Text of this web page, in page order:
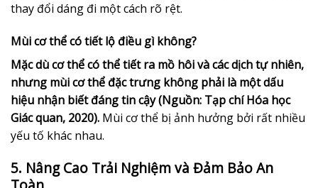
thay đổi dáng đi một cách rõ rệt.
Mùi cơ thể có tiết lộ điều gì không?
Mặc dù cơ thể có thể tiết ra mồ hôi và các dịch tự nhiên,
nhưng mùi cơ thể đặc trưng không phải là một dấu
hiệu nhận biết đáng tin cậy (Nguồn: Tạp chí Hóa học
Giác quan, 2020). Mùi cơ thể bị ảnh hưởng bởi rất nhiều
yếu tố khác nhau.
5. Nâng Cao Trải Nghiệm và Đảm Bảo An